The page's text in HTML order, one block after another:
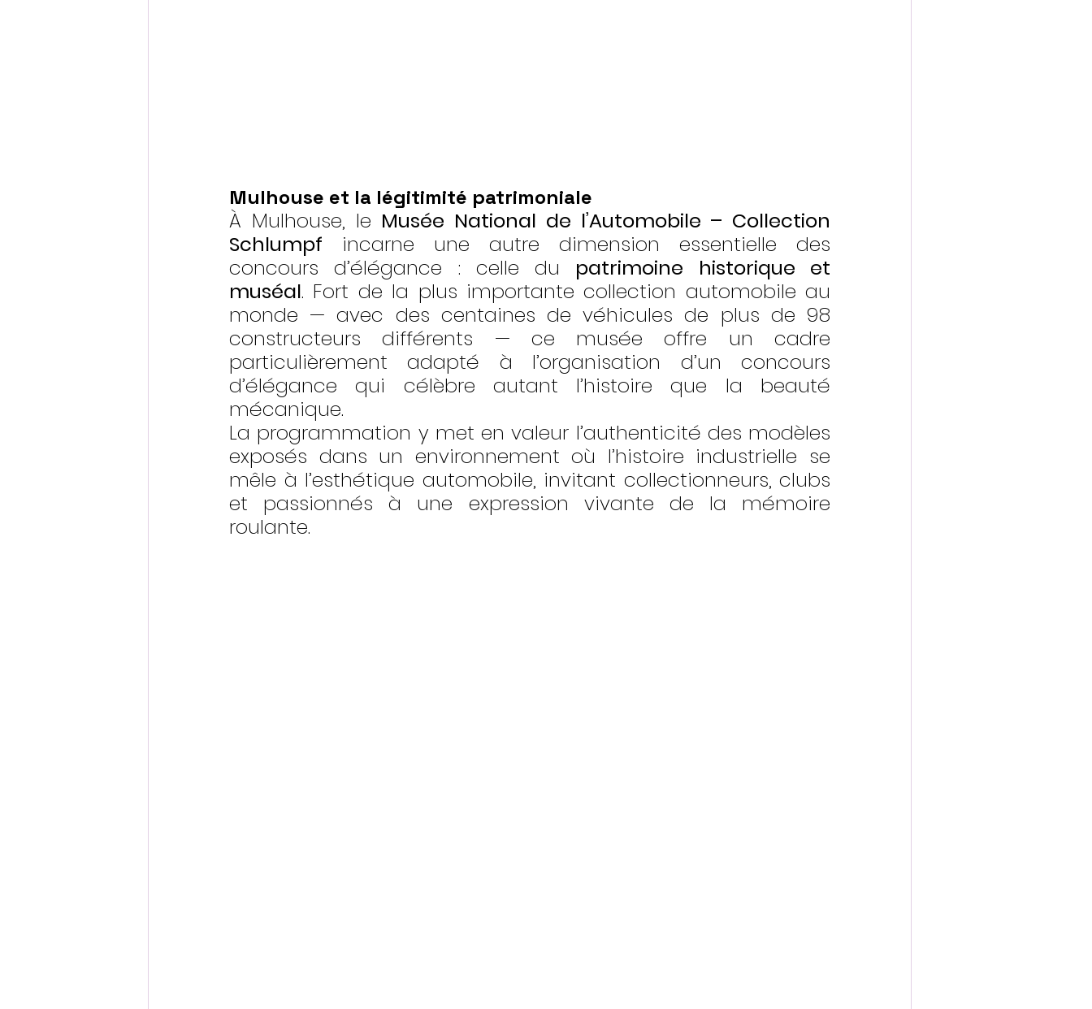
Mulhouse et la légitimité patrimoniale
À Mulhouse, le Musée National de l’Automobile – Collection
Schlumpf incarne une autre dimension essentielle des
concours d’élégance : celle du patrimoine historique et
muséal. Fort de la plus importante collection automobile au
monde — avec des centaines de véhicules de plus de 98
constructeurs différents — ce musée offre un cadre
particulièrement adapté à l’organisation d’un concours
d’élégance qui célèbre autant l’histoire que la beauté
mécanique.
La programmation y met en valeur l’authenticité des modèles
exposés dans un environnement où l’histoire industrielle se
mêle à l’esthétique automobile, invitant collectionneurs, clubs
et passionnés à une expression vivante de la mémoire
roulante.